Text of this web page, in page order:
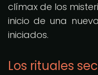
clímax de los
inicio de una
iniciados.
Los rituales